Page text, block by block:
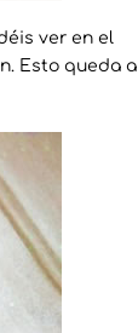
ver en el
Esto queda a